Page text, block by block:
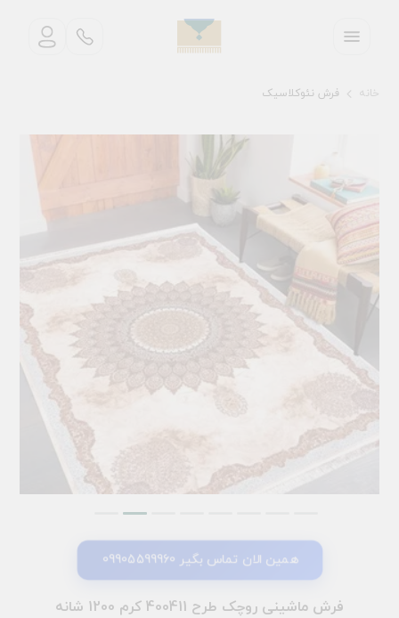
خانه فرش نئوکلاسیک
همین الان تماس بگیر 09905599960
فرش ماشینی روچک طرح 400411 کرم 1200 شانه